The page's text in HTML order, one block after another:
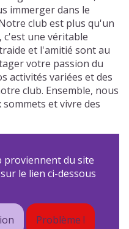
immerger dans le
club est plus qu'un
une véritable
et l'amitié sont au
votre passion du
activités variées et des
club. Ensemble, nous
et vivre des
proviennent du site
le lien ci-dessous
Problème !